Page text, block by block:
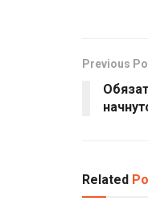
Previous
Related